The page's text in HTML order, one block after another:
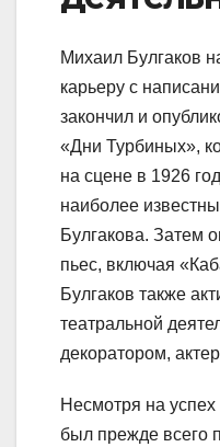
Михаил Булгаков
карьеру с
закончил и
«Дни Турбиных»,
на сцене в 1926
наиболее
Булгакова. Затем
пьес, включая
Булгаков также
театральной
декоратором,
Несмотря на успех
был прежде всего